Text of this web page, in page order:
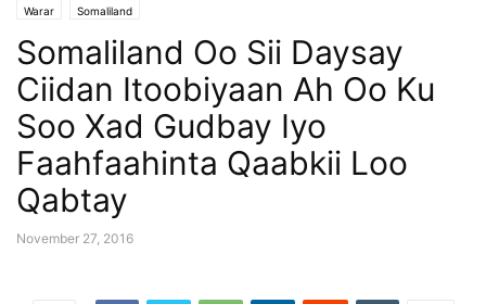
Warar Somaliland
Somaliland Oo Sii Daysay
Ciidan Itoobiyaan Ah Oo Ku
Soo Xad Gudbay Iyo
Faahfaahinta Qaabkii Loo
Qabtay
November 27, 2016